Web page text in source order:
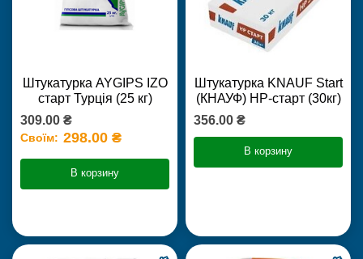
Штукатурка AYGIPS IZO
старт Турція (25 кг)
309.00 ₴
Своїм: 298.00 ₴
В корзину
Штукатурка KNAUF Start
(КНАУФ) НР-старт (30кг)
356.00 ₴
В корзину